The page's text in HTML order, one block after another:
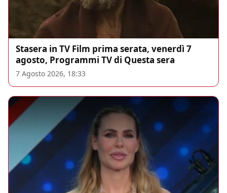
Stasera in TV Film prima serata, venerdì 7
agosto, Programmi TV di Questa sera
7 Agosto 2026, 18:33